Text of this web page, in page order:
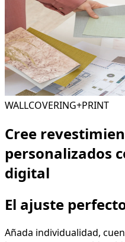
WALLCOVERING+PRINT
Cree
personalizados
digital
El ajuste
Añada individualidad,